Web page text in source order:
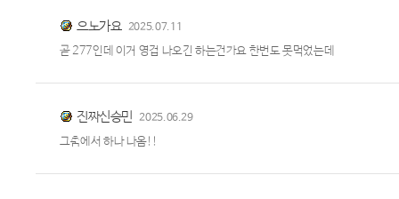
으노가요 2025.07.11
곧 277인데 이거 영겁 나오긴 하는건가요 한번도 못먹었는데
진짜신승민 2025.06.29
그춤에서 하나 나옴!!